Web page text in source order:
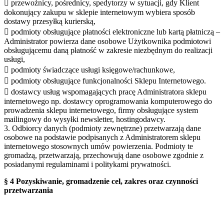
 przewoźnicy, pośrednicy, spedytorzy w sytuacji, gdy Klient
dokonujący zakupu w sklepie internetowym wybiera sposób
dostawy przesyłką kurierską,
 podmioty obsługujące płatności elektroniczne lub kartą płatniczą –
Administrator powierza dane osobowe Użytkownika podmiotowi
obsługującemu daną płatność w zakresie niezbędnym do realizacji
usługi,
 podmioty świadczące usługi księgowe/rachunkowe,
 podmioty obsługujące funkcjonalności Sklepu Internetowego.
 dostawcy usług wspomagających pracę Administratora sklepu
internetowego np. dostawcy oprogramowania komputerowego do
prowadzenia sklepu internetowego, firmy obsługujące system
mailingowy do wysyłki newsletter, hostingodawcy.
3. Odbiorcy danych (podmioty zewnętrzne) przetwarzają dane
osobowe na podstawie podpisanych z Administratorem sklepu
internetowego stosownych umów powierzenia. Podmioty te
gromadzą, przetwarzają, przechowują dane osobowe zgodnie z
posiadanymi regulaminami i politykami prywatności.
§ 4 Pozyskiwanie, gromadzenie cel, zakres oraz czynności
przetwarzania